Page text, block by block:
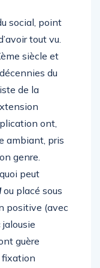
social, point
tout vu.
siècle et
du
de la
ont,
ambiant, pris
genre.
peut
ou placé sous
positive (avec
guère
fixation